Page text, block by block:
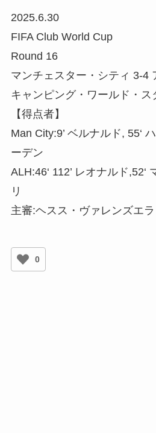
2025.6.30
FIFA Club World Cup
Round 16
マンチェスター・シティ 3-4
キャンピング・ワールド・ス
【得点者】
Man City:9’ ベルナルド, 55‘
ーデン
ALH:46‘ 112’ レオナルド,52‘
リ
主審:ヘスス・ヴァレンズエラ
0